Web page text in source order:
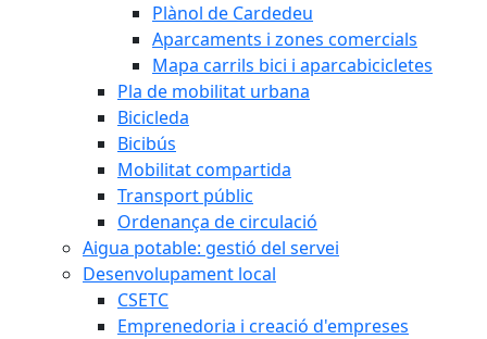
Plànol de Cardedeu
Aparcaments i zones comercials
Mapa carrils bici i aparcabicicletes
Pla de mobilitat urbana
Bicicleda
Bicibús
Mobilitat compartida
Transport públic
Ordenança de circulació
Aigua potable: gestió del servei
Desenvolupament local
CSETC
Emprenedoria i creació d'empreses